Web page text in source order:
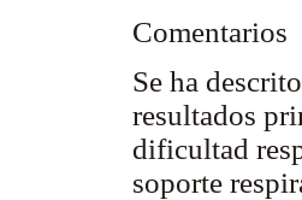
Comentarios
Se ha
resultados
dificultad
soporte